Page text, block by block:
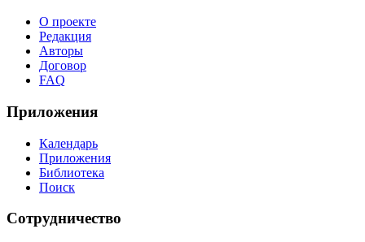
О проекте
Редакция
Авторы
Договор
FAQ
Приложения
Календарь
Приложения
Библиотека
Поиск
Сотрудничество